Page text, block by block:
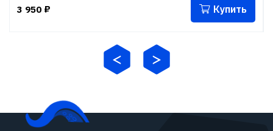
3 950 ₽ Купить